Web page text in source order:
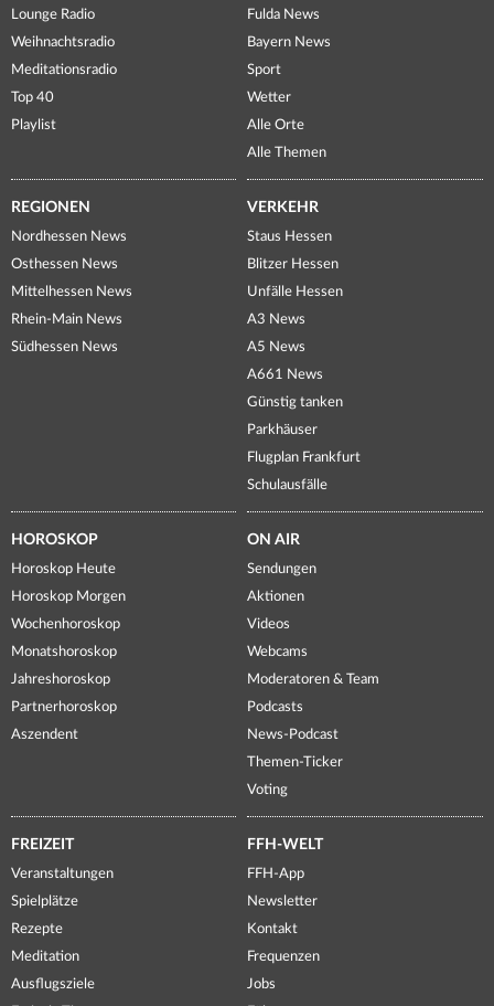
Lounge Radio
Weihnachtsradio
Meditationsradio
Top 40
Playlist
Fulda News
Bayern News
Sport
Wetter
Alle Orte
Alle Themen
REGIONEN
Nordhessen News
Osthessen News
Mittelhessen News
Rhein-Main News
Südhessen News
VERKEHR
Staus Hessen
Blitzer Hessen
Unfälle Hessen
A3 News
A5 News
A661 News
Günstig tanken
Parkhäuser
Flugplan Frankfurt
Schulausfälle
HOROSKOP
Horoskop Heute
Horoskop Morgen
Wochenhoroskop
Monatshoroskop
Jahreshoroskop
Partnerhoroskop
Aszendent
ON AIR
Sendungen
Aktionen
Videos
Webcams
Moderatoren & Team
Podcasts
News-Podcast
Themen-Ticker
Voting
FREIZEIT
Veranstaltungen
Spielplätze
Rezepte
Meditation
Ausflugsziele
FFH-WELT
FFH-App
Newsletter
Kontakt
Frequenzen
Jobs